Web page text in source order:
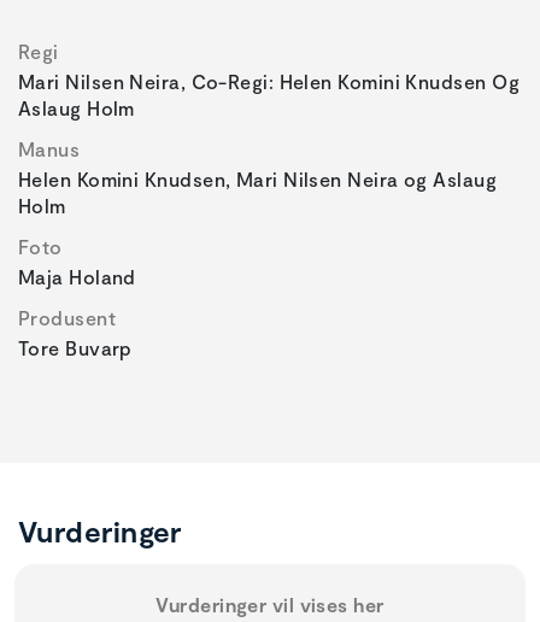
Regi
Mari Nilsen Neira, Co-Regi: Helen Komini Knudsen Og
Aslaug Holm
Manus
Helen Komini Knudsen, Mari Nilsen Neira og Aslaug
Holm
Foto
Maja Holand
Produsent
Tore Buvarp
Vurderinger
Vurderinger vil vises her